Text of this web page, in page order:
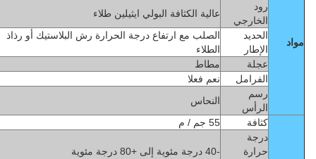
مواد
رود
الخارجي
عالية الكثافة البولي ايثيلين طلاء
الحديد
الإطار
الصلب مع ارتفاع درجة الحرارة رش البلاستيك أو رذاذ
الطلاء
عجلة
مطاط
الفرامل
نعم فعلا
رسم
الرأس
النحاس
كثافة
55 جم / م
درجة
حرارة